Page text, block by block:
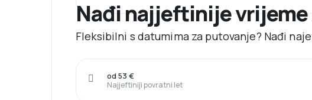
Nađi najjeftinije vrijeme
Fleksibilni s datumima za putovanje? Nađi
Najjeftiniji povratni let
od 53 €